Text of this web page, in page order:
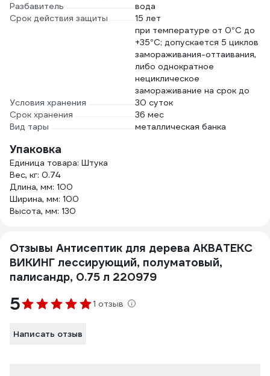
Разбавитель
вода
Срок действия защиты
15 лет
Условия хранения
при температуре от 0°С до
+35°С; допускается 5 циклов
замораживания-оттаивания,
либо однократное
нециклическое
замораживание на срок до
30 суток
Срок хранения
36 мес
Вид тары
металлическая банка
Упаковка
Единица товара: Штука
Вес, кг: 0.74
Длина, мм: 100
Ширина, мм: 100
Высота, мм: 130
Отзывы Антисептик для дерева АКВАТЕКС
ВИКИНГ лессирующий, полуматовый,
палисандр, 0.75 л 220979
5 1 отзыв
Написать отзыв